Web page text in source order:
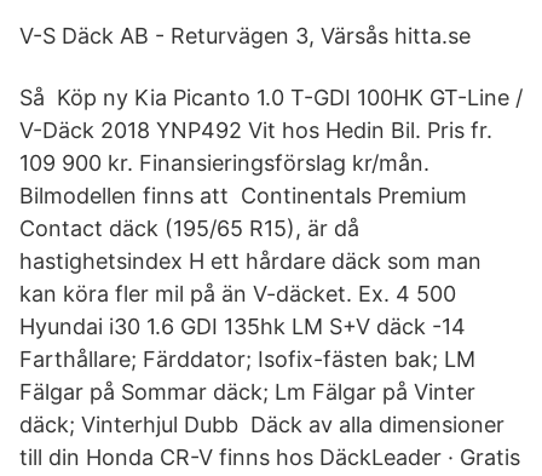
V-S Däck AB - Returvägen 3, Värsås hitta.se
Så Köp ny Kia Picanto 1.0 T-GDI 100HK GT-Line /
V-Däck 2018 YNP492 Vit hos Hedin Bil. Pris fr.
109 900 kr. Finansieringsförslag kr/mån.
Bilmodellen finns att Continentals Premium
Contact däck (195/65 R15), är då
hastighetsindex H ett hårdare däck som man
kan köra fler mil på än V-däcket. Ex. 4 500
Hyundai i30 1.6 GDI 135hk LM S+V däck -14
Farthållare; Färddator; Isofix-fästen bak; LM
Fälgar på Sommar däck; Lm Fälgar på Vinter
däck; Vinterhjul Dubb Däck av alla dimensioner
till din Honda CR-V finns hos DäckLeader · Gratis